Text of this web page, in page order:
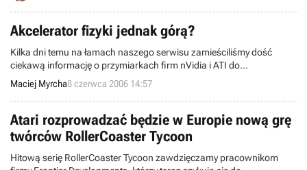
Akcelerator fizyki jednak górą?
Kilka dni temu na łamach naszego serwisu zamieściliśmy dość
ciekawą informację o przymiarkach firm nVidia i ATI do
zdetronizowania czipu fizycznego PhysX. Firma ATI posunęła się
nawet dalej w swoich planach, "udowadniając" (niestety, na razie
tylko na wykresach), iż karta graficzna Radeon X1600 zapewni
ponad dwa razy lepsze osiągi niż produkt AGEIA.
Maciej Myrcha8 czerwca 2006 14:57
Atari rozprowadzać będzie w Europie nową grę
twórców RollerCoaster Tycoon
Hitową serię RollerCoaster Tycoon zawdzięczamy pracownikom